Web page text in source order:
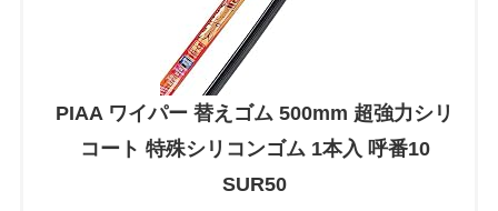
PIAA ワイパー 替えゴム 500mm 超強力シリ
コート 特殊シリコンゴム 1本入 呼番10
SUR50